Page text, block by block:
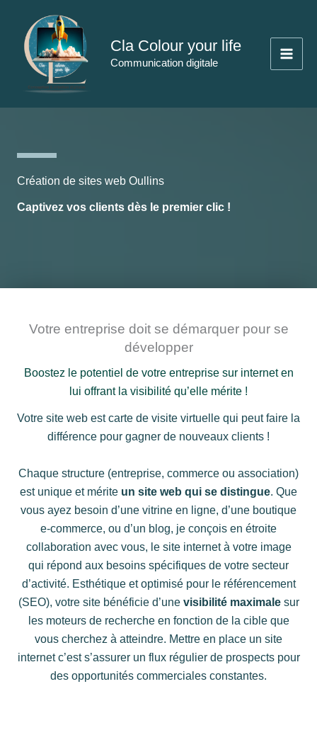
contenu
Cla Colour your life
Communication digitale
Création de sites web Oullins
Captivez vos clients dès le premier clic !
Votre entreprise doit se démarquer pour se
développer
Boostez le potentiel de votre entreprise sur internet en
lui offrant la visibilité qu’elle mérite !
Votre site web est carte de visite virtuelle qui peut faire la
différence pour gagner de nouveaux clients !
Chaque structure (entreprise, commerce ou association)
est unique et mérite un site web qui se distingue. Que
vous ayez besoin d’une vitrine en ligne, d’une boutique
e-commerce, ou d’un blog, je conçois en étroite
collaboration avec vous, le site internet à votre image
qui répond aux besoins spécifiques de votre secteur
d’activité. Esthétique et optimisé pour le référencement
(SEO), votre site bénéficie d’une visibilité maximalesur
les moteurs de recherche en fonction de la cible que
vous cherchez à atteindre. Mettre en place un site
internet c’est s’assurer un flux régulier de prospects pour
des opportunités commerciales constantes.